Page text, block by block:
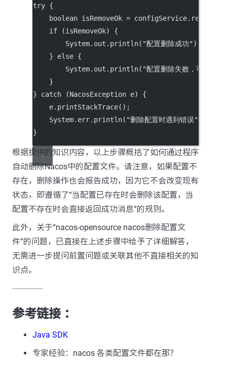
try {
boolean isRemoveOk = configService.
if (isRemoveOk) {
        System.out.
println( "配置删除成功");
    }
else {
        System.out.
println( "配置删除失败，可能是
    }
} catch (NacosException e) {
    e.
printStackTrace();
    System.err.
println( "删除配置时遇到错误"
}
根据提供的知识内容，以上步骤概括了如何通过程序
自动删除Nacos中的配置文件。请注意，如果配置不
存在，删除操作也会报告成功，因为它不会改变现有
状态，即遵循了“当配置已存在时会删除该配置，当
配置不存在时会直接返回成功消息”的规则。
此外，关于“nacos-opensource nacos删除配置文
件”的问题，已直接在上述步骤中给予了详细解答，
无需进一步提问前置问题或关联其他不直接相关的知
识点。
---------------
参考链接 ：
Java SDK
专家经验：nacos 各类配置文件都在那？